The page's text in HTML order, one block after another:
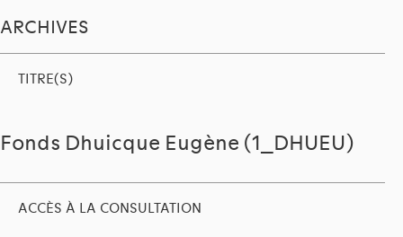
ARCHIVES
TITRE(S)
Fonds Dhuicque Eugène (1_DHUEU)
ACCÈS À LA CONSULTATION